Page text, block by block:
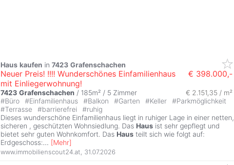
Haus kaufen in 7423 Grafenschachen
Neuer Preis! !!!! Wunderschönes Einfamilienhaus
mit Einliegerwohnung!
€ 398.000,-
7423 Grafenschachen / 185m² / 5 Zimmer
€ 2.151,35 / m²
#Büro #Einfamilienhaus #Balkon #Garten #Keller #Parkmöglichkeit
#Terrasse #barrierefrei #ruhig
Dieses wunderschöne Einfamilienhaus liegt in ruhiger Lage in einer netten,
sicheren , geschützten Wohnsiedlung. Das Haus ist sehr gepflegt und
bietet sehr guten Wohnkomfort. Das Haus teilt sich wie folgt auf:
Erdgeschoss:... [Mehr]
www.immobilienscout24.at 31.07.2026